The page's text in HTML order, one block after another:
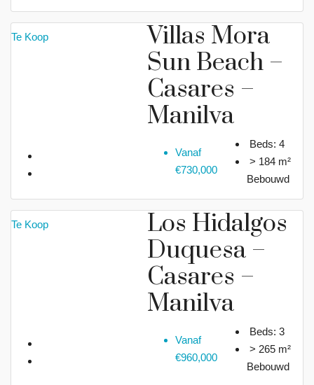
Te Koop
Villas Mora
Sun Beach –
Casares –
Manilva
Vanaf
€730,000
Beds: 4
> 184 m²
Bebouwd
Te Koop
Los Hidalgos
Duquesa –
Casares –
Manilva
Vanaf
€960,000
Beds: 3
> 265 m²
Bebouwd